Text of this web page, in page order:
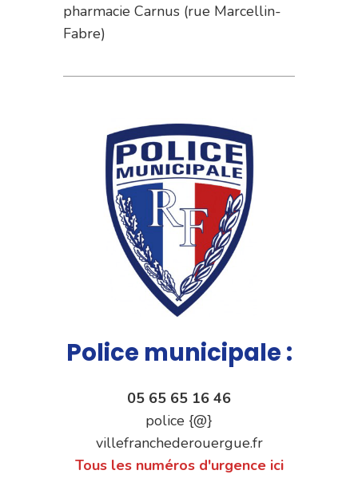
pharmacie Carnus (rue Marcellin-
Fabre)
Police municipale :
05 65 65 16 46
police {@}
villefranchederouergue.fr
Tous les numéros d'urgence ici